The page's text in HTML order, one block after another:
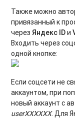
Также можно
привязанный к
черезЯндекс IDи
Входить через
одной кнопке:
Если соцсети не
аккаунтом, при
новый аккаунт с
userXXXXXX. Для